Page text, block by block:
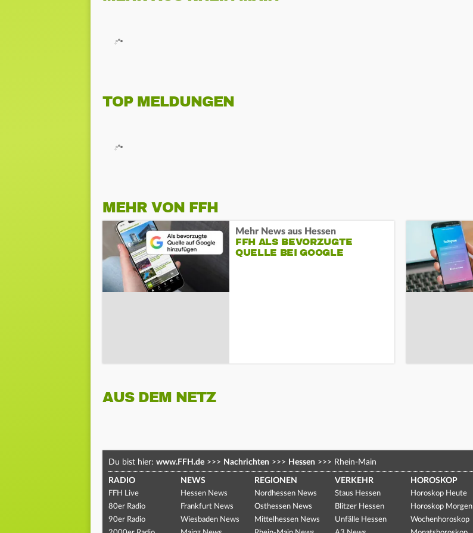
TOP MELDUNGEN
MEHR VON FFH
Mehr News aus Hessen
FFH ALS BEVORZUGTE
QUELLE BEI GOOGLE
AUS DEM NETZ
Du bist hier: www.FFH.de >>> Nachrichten >>> Hessen >>> Rhein-Main
RADIO
FFH Live
80er Radio
90er Radio
NEWS
Hessen News
Frankfurt News
Wiesbaden News
REGIONEN
Nordhessen News
Osthessen News
Mittelhessen News
VERKEHR
Staus Hessen
Blitzer Hessen
Unfälle Hessen
HOROSKOP
Horoskop Heute
Horoskop Morgen
Wochenhoroskop